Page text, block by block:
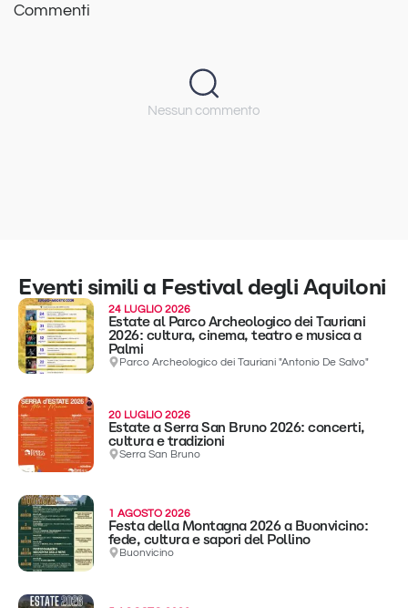
Commenti
Nessun commento
Eventi simili a Festival degli Aquiloni
24 LUGLIO 2026
Estate al Parco Archeologico dei Tauriani
2026: cultura, cinema, teatro e musica a
Palmi
Parco Archeologico dei Tauriani "Antonio De Salvo"
20 LUGLIO 2026
Estate a Serra San Bruno 2026: concerti,
cultura e tradizioni
Serra San Bruno
1 AGOSTO 2026
Festa della Montagna 2026 a Buonvicino:
fede, cultura e sapori del Pollino
Buonvicino